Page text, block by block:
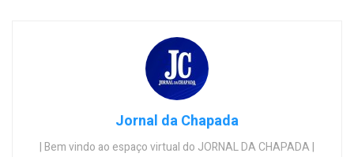
Jornal da Chapada
| Bem vindo ao espaço virtual do JORNAL DA CHAPADA |